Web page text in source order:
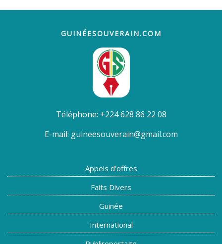
GUINÉESOUVERAIN.COM
Téléphone: +224 628 86 22 08
E-mail: guineesouverain@gmail.com
Appels d’offres
Faits Divers
Guinée
International